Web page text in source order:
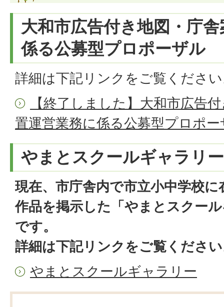
大和市広告付き地図・庁
係る公募型プロポーザル
詳細は下記リンクをご覧くださ
【終了しました】大和市広告
置運営業務に係る公募型プロポ
やまとスクールギャラリ
現在、市庁舎内で市立小中学校
作品を掲示した「やまとスクー
です。
詳細は下記リンクをご覧くださ
やまとスクールギャラリー